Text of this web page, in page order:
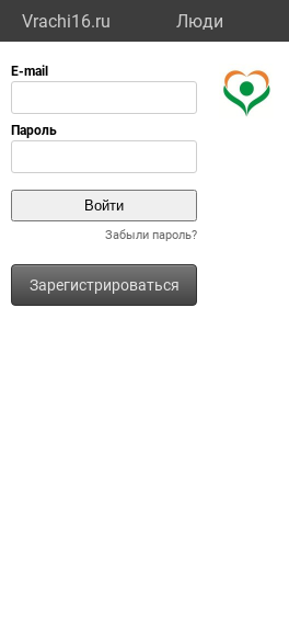
Vrachi16.ru Люди
Забыли пароль?
Зарегистрироваться